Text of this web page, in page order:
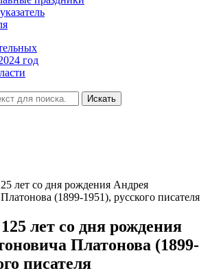
год
Искать
лет со дня рождения Андрея
(1899-1951), русского писателя
125 лет со дня рождения
Платонова (1899-
писателя